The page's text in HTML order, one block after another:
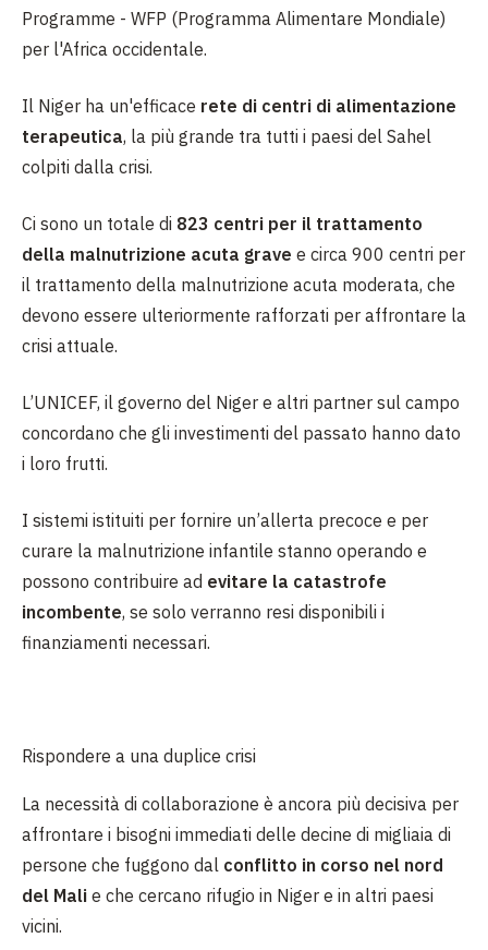
Programme - WFP (Programma Alimentare Mondiale)
per l'Africa occidentale.
Il Niger ha un'efficace rete di centri di alimentazione
terapeutica, la più grande tra tutti i paesi del Sahel
colpiti dalla crisi.
Ci sono un totale di 823 centri per il trattamento
della malnutrizione acuta grave e circa 900 centri per
il trattamento della malnutrizione acuta moderata, che
devono essere ulteriormente rafforzati per affrontare la
crisi attuale.
L’UNICEF, il governo del Niger e altri partner sul campo
concordano che gli investimenti del passato hanno dato
i loro frutti.
I sistemi istituiti per fornire un’allerta precoce e per
curare la malnutrizione infantile stanno operando e
possono contribuire ad evitare la catastrofe
incombente, se solo verranno resi disponibili i
finanziamenti necessari.
Rispondere a una duplice crisi
La necessità di collaborazione è ancora più decisiva per
affrontare i bisogni immediati delle decine di migliaia di
persone che fuggono dal conflitto in corso nel nord
del Mali e che cercano rifugio in Niger e in altri paesi
vicini.